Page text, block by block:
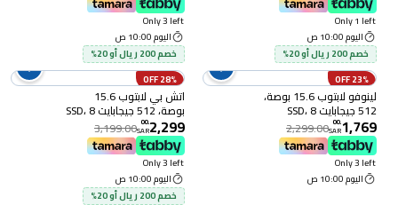
Only 1 left
اليوم 10:00 ص
خصم 200 ريال أو 20%
جيجابايت، قرص صلب SSD
تشغيل DOS بدون ويندوز،
لون رمادي عاصف،
(83em00bqad)
Only 3 left
اليوم 10:00 ص
خصم 200 ريال أو 20%
23% OFF
لينوفو لابتوب 15.6 بوصة،
512 جيجابايت SSD، 8
نظام تشغيل دوس
(82XB009DAD)
1,769
.
00
SAR
2,299.00
Only 3 left
اليوم 10:00 ص
28% OFF
اتش بي لابتوب 15.6
بوصة، 512 جيجابايت SSD، 8
نظام تشغيل دوس
(PB455)
2,299
.
00
SAR
3,199.00
Only 3 left
اليوم 10:00 ص
خصم 200 ريال أو 20%